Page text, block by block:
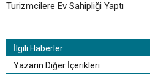
Turizmcilere Ev Sahipliği Yaptı
İlgili Haberler
Yazarın Diğer İçerikleri